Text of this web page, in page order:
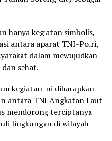
hanya kegiatan simbolis,
antara aparat TNI-Polri,
dalam mewujudkan
sehat.
kegiatan ini diharapkan
antara TNI Angkatan Laut
mendorong terciptanya
lingkungan di wilayah